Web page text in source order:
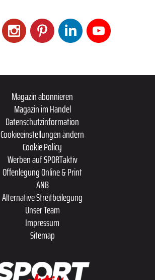
Magazin abonnieren
Magazin im Handel
Datenschutzinformation
Cookieeinstellungen ändern
Cookie Policy
Werben auf SPORTaktiv
Offenlegung Online & Print
ANB
Alternative Streitbeilegung
Unser Team
Impressum
Sitemap